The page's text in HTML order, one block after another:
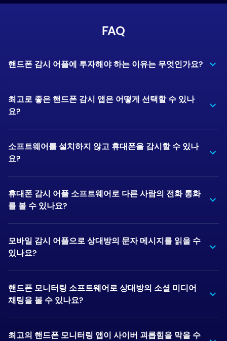
FAQ
핸드폰 감시 어플에 투자해야 하는 이유는 무엇인가요?
최고로 좋은 핸드폰 감시 앱은 어떻게 선택할 수 있나
요?
소프트웨어를 설치하지 않고 휴대폰을 감시할 수 있나
요?
휴대폰 감시 어플 소프트웨어로 다른 사람의 전화 통화
를 볼 수 있나요?
모바일 감시 어플으로 상대방의 문자 메시지를 읽을 수
있나요?
핸드폰 모니터링 소프트웨어로 상대방의 소셜 미디어
채팅을 볼 수 있나요?
최고의 핸드폰 모니터링 앱이 사이버 괴롭힘을 막을 수